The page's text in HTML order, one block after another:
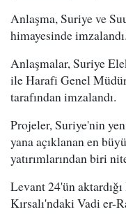
Anlaşma, Suriye ve
himayesinde imzalandı.
Anlaşmalar, Suriye
ile Harafi Genel
tarafından imzalandı.
Projeler, Suriye'nin
yana açıklanan en
yatırımlarından biri
Levant 24'ün
Kırsalı'ndaki Vadi er-